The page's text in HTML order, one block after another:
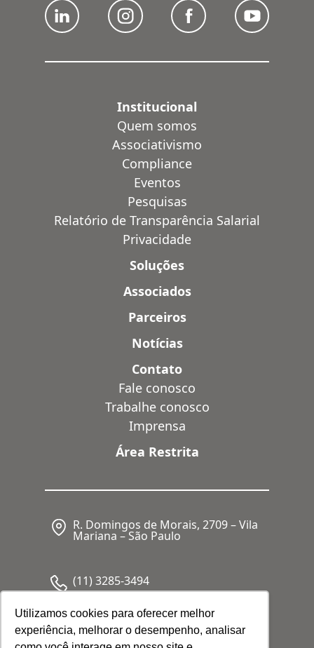
Utilizamos cookies para oferecer melhor
experiência, melhorar o desempenho, analisar
Institucional
Quem somos
Associativismo
Compliance
Eventos
Pesquisas
Relatório de Transparência Salarial
Privacidade
Soluções
Associados
Parceiros
Notícias
Contato
Fale conosco
Trabalhe conosco
Imprensa
Área Restrita
R. Domingos de Morais, 2709 – Vila
Mariana – São Paulo
(11) 3285-3494
CNPJ: 05.341.062/0001-80